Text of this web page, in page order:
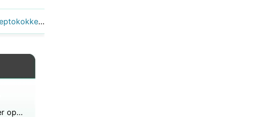
Hva skjer når noen har streptokokker i halsen?
Hva betyr det hvis det dukker opp store smertefulle hvite hull på baksiden av tannkjøttet på begge sider?